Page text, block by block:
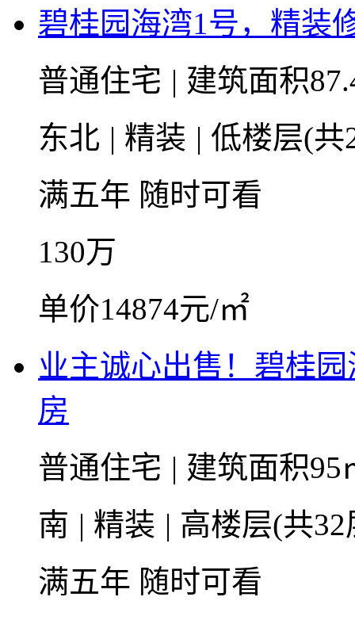
碧桂园海湾1号，精装
普通住宅 | 建筑面积
东北 | 精装 | 低楼层(
满五年 随时可看
130万
单价14874元/㎡
业主诚心出售！碧桂
房
普通住宅 | 建筑面积
南 | 精装 | 高楼层(共
满五年 随时可看